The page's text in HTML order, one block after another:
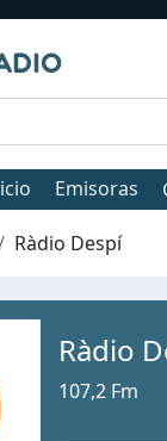
Emisoras
Ràdio Despí
Ràdio
107,2 Fm